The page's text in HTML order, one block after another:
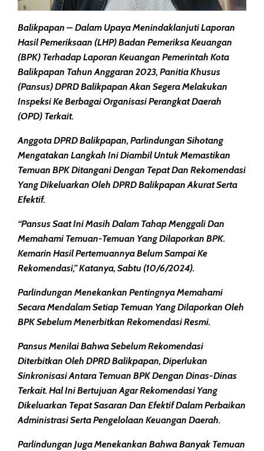
Balikpapan – Dalam Upaya Menindaklanjuti Laporan
Hasil Pemeriksaan (LHP) Badan Pemeriksa Keuangan
(BPK) Terhadap Laporan Keuangan Pemerintah Kota
Balikpapan Tahun Anggaran 2023, Panitia Khusus
(Pansus) DPRD Balikpapan Akan Segera Melakukan
Inspeksi Ke Berbagai Organisasi Perangkat Daerah
(OPD) Terkait.
Anggota DPRD Balikpapan, Parlindungan Sihotang
Mengatakan Langkah Ini Diambil Untuk Memastikan
Temuan BPK Ditangani Dengan Tepat Dan Rekomendasi
Yang Dikeluarkan Oleh DPRD Balikpapan Akurat Serta
Efektif.
“Pansus Saat Ini Masih Dalam Tahap Menggali Dan
Memahami Temuan-Temuan Yang Dilaporkan BPK.
Kemarin Hasil Pertemuannya Belum Sampai Ke
Rekomendasi,” Katanya, Sabtu (10/6/2024).
Parlindungan Menekankan Pentingnya Memahami
Secara Mendalam Setiap Temuan Yang Dilaporkan Oleh
BPK Sebelum Menerbitkan Rekomendasi Resmi.
Pansus Menilai Bahwa Sebelum Rekomendasi
Diterbitkan Oleh DPRD Balikpapan, Diperlukan
Sinkronisasi Antara Temuan BPK Dengan Dinas-Dinas
Terkait. Hal Ini Bertujuan Agar Rekomendasi Yang
Dikeluarkan Tepat Sasaran Dan Efektif Dalam Perbaikan
Administrasi Serta Pengelolaan Keuangan Daerah.
Parlindungan Juga Menekankan Bahwa Banyak Temuan